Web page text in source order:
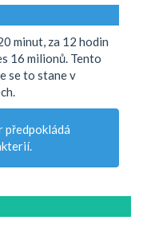
minut, za 12 hodin
16 milionů. Tento
se to stane v
předpokládá